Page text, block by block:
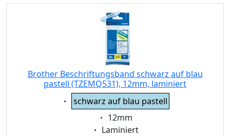
Brother Beschriftungsband schwarz auf blau
pastell (TZEMQ531), 12mm, laminiert
Eigenschaft:
schwarz auf blau pastell
Eigenschaft:
12mm
Eigenschaft:
Laminiert